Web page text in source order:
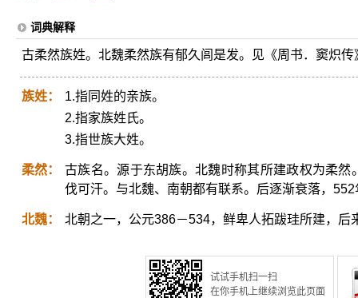
词典解释
古柔然族姓。北魏柔然族有郁久闾是发。见《周书．窦炽传
族姓：
1.指同姓的亲族。
2.指家族姓氏。
3.指世族大姓。
柔然：
古族名。源于东胡族。北魏时称其所建政权为柔
伐可汗。与北魏、南朝都有联系。后逐渐衰落，
北魏： 北朝之一，公元386－534，鲜卑人拓跋珪所建，
试试手机扫一扫
在你手机上继续浏览此页面